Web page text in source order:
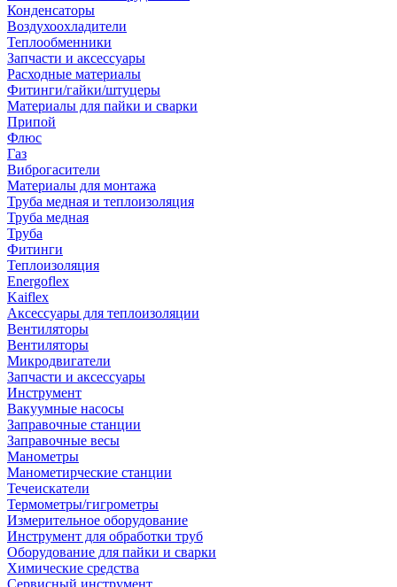
Конденсаторы
Воздухоохладители
Теплообменники
Запчасти и аксессуары
Расходные материалы
Фитинги/гайки/штуцеры
Материалы для пайки и сварки
Припой
Флюс
Газ
Виброгасители
Материалы для монтажа
Труба медная и теплоизоляция
Труба медная
Труба
Фитинги
Теплоизоляция
Energoflex
Kaiflex
Аксессуары для теплоизоляции
Вентиляторы
Вентиляторы
Микродвигатели
Запчасти и аксессуары
Инструмент
Вакуумные насосы
Заправочные станции
Заправочные весы
Манометры
Манометирческие станции
Течеискатели
Термометры/гигрометры
Измерительное оборудование
Инструмент для обработки труб
Оборудование для пайки и сварки
Химические средства
Сервисный инструмент